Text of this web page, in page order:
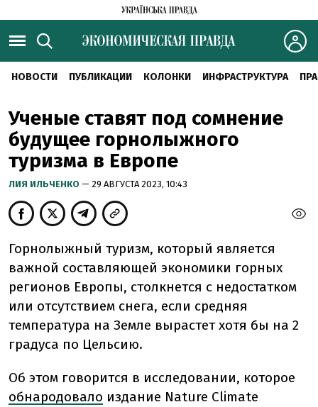
НОВОСТИ ПУБЛИКАЦИИ КОЛОНКИ ИНФРАСТРУКТУРА
Ученые ставят под сомнение
будущее горнолыжного
туризма в Европе
ЛИЯ ИЛЬЧЕНКО — 29 АВГУСТА 2023, 10:43
Горнолыжный туризм, который является
важной составляющей экономики горных
регионов Европы, столкнется с недостатком
или отсутствием снега, если средняя
температура на Земле вырастет хотя бы на 2
градуса по Цельсию.
Об этом говорится в исследовании, которое
обнародовало издание Nature Climate